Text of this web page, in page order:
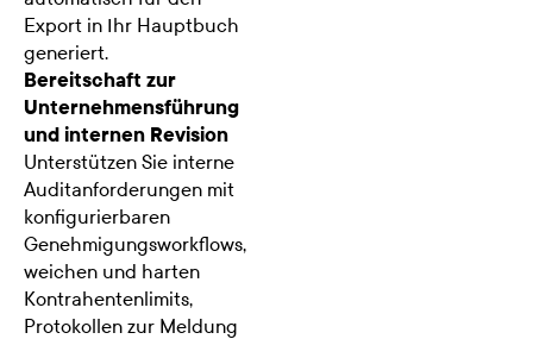
Export in Ihr Hauptbuch
generiert.
Bereitschaft zur
Unternehmensführung
und internen Revision
Unterstützen Sie interne
Auditanforderungen mit
konfigurierbaren
Genehmigungsworkflows,
weichen und harten
Kontrahentenlimits,
Protokollen zur Meldung